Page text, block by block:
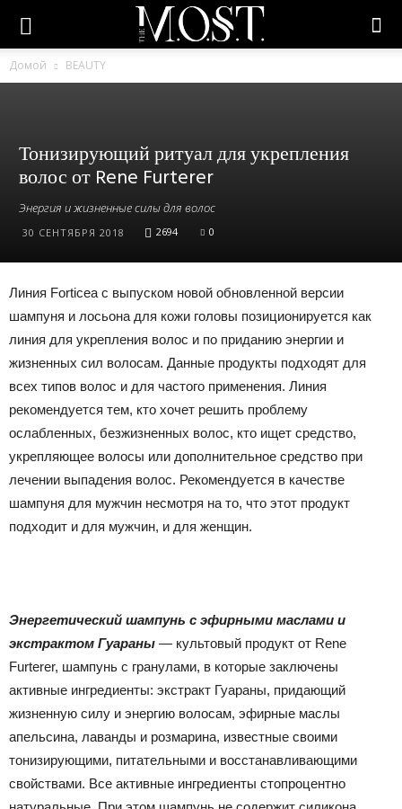
Домой BEAUTY
Тонизирующий ритуал для укрепления
волос от Rene Furterer
Энергия и жизненные силы для волос
30 СЕНТЯБРЯ 2018 2694 0
Линия Forticea с выпуском новой обновленной версии
шампуня и лосьона для кожи головы позиционируется как
линия для укрепления волос и по приданию энергии и
жизненных сил волосам. Данные продукты подходят для
всех типов волос и для частого применения. Линия
рекомендуется тем, кто хочет решить проблему
ослабленных, безжизненных волос, кто ищет средство,
укрепляющее волосы или дополнительное средство при
лечении выпадения волос. Рекомендуется в качестве
шампуня для мужчин несмотря на то, что этот продукт
подходит и для мужчин, и для женщин.
Энергетический шампунь с эфирными маслами и
экстрактом Гуараны — культовый продукт от Rene
Furterer, шампунь с гранулами, в которые заключены
активные ингредиенты: экстракт Гуараны, придающий
жизненную силу и энергию волосам, эфирные маслы
апельсина, лаванды и розмарина, известные своими
тонизирующими, питательными и восстанавливающими
свойствами. Все активные ингредиенты стопроцентно